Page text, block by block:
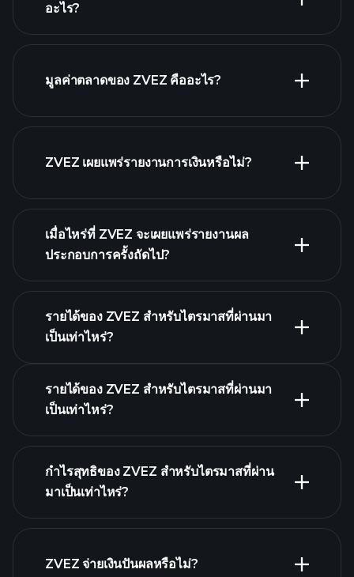
อะไร?
มูลค่าตลาดของ ZVEZ คืออะไร?
ZVEZ เผยแพร่รายงานการเงินหรือไม่?
ZVEZ รายงานการเงิน
เมื่อไหร่ที่ ZVEZ จะเผยแพร่รายงานผล
ประกอบการครั้งถัดไป?
ปฏิทินผลประกอบการ
รายได้ของ ZVEZ สำหรับไตรมาสที่ผ่านมา
เป็นเท่าไหร่?
การของ ZVEZ
รายได้ของ ZVEZ สำหรับไตรมาสที่ผ่านมา
เป็นเท่าไหร่?
กำไรสุทธิของ ZVEZ สำหรับไตรมาสที่ผ่าน
มาเป็นเท่าไหร่?
ZVEZ จ่ายเงินปันผลหรือไม่?